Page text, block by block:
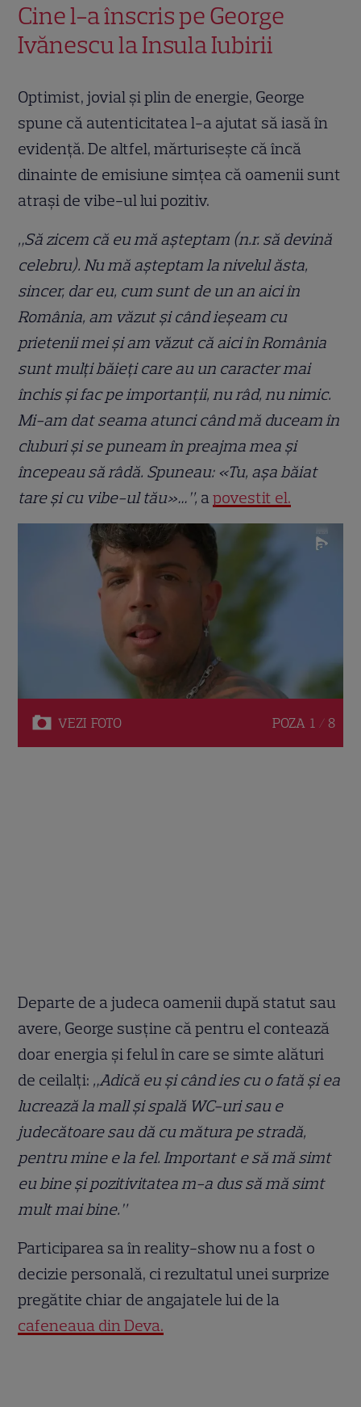
Cine l-a înscris pe George
Ivănescu la Insula Iubirii
Optimist, jovial și plin de energie, George
spune că autenticitatea l-a ajutat să iasă în
evidență. De altfel, mărturisește că încă
dinainte de emisiune simțea că oamenii sunt
atrași de vibe-ul lui pozitiv.
„Să zicem că eu mă așteptam (n.r. să devină
celebru). Nu mă așteptam la nivelul ăsta,
sincer, dar eu, cum sunt de un an aici în
România, am văzut și când ieșeam cu
prietenii mei și am văzut că aici în România
sunt mulți băieți care au un caracter mai
închis și fac pe importanții, nu râd, nu nimic.
Mi-am dat seama atunci când mă duceam în
cluburi și se puneam în preajma mea și
începeau să râdă. Spuneau: «Tu, așa băiat
tare și cu vibe-ul tău»…”, apovestit el.
VEZI FOTO POZA 1 / 8
Departe de a judeca oamenii după statut sau
avere, George susține că pentru el contează
doar energia și felul în care se simte alături
de ceilalți: „Adică eu și când ies cu o fată și ea
lucrează la mall și spală WC-uri sau e
judecătoare sau dă cu mătura pe stradă,
pentru mine e la fel. Important e să mă simt
eu bine și pozitivitatea m-a dus să mă simt
mult mai bine.”
Participarea sa în reality-show nu a fost o
decizie personală, ci rezultatul unei surprize
pregătite chiar de angajatele lui de la
cafeneaua din Deva.